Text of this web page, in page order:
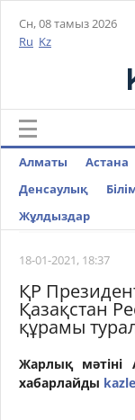
Сн, 08 тамыз 2026
Ru Kz
Алматы Астана
Денсаулық
Жұлдыздар
18-01-2021, 18:37
ҚР
Қазақстан
құрамы
Жарлық мәтіні
хабарлайды